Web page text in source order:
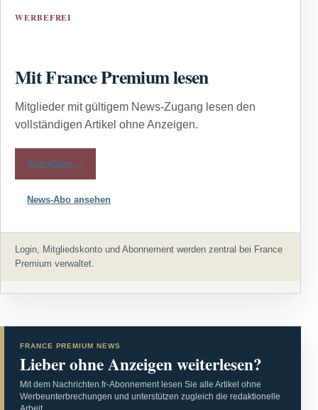
WERBEFREI
Mit France Premium lesen
Mitglieder mit gültigem News-Zugang lesen den
vollständigen Artikel ohne Anzeigen.
Anmelden →
News-Abo ansehen
Login, Mitgliedskonto und Abonnement werden zentral bei France
Premium verwaltet.
FRANCE PREMIUM NEWS
Lieber ohne Anzeigen weiterlesen?
Mit dem Nachrichten.fr-Abonnement lesen Sie alle Artikel ohne
Werbeunterbrechungen und unterstützen zugleich die redaktionelle